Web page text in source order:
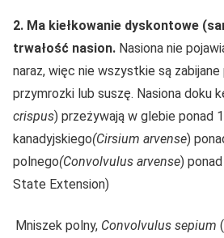
2. Ma kiełkowanie dyskontowe
trwałość nasion. Nasiona nie
naraz, więc nie wszystkie są
przymrozki lub suszę. Nasiona doku
crispus) przeżywają w glebie ponad
kanadyjskiego(Cirsium arvense)
polnego(Convolvulus arvense)
State Extension)
Mniszek polny, Convolvulus sepium